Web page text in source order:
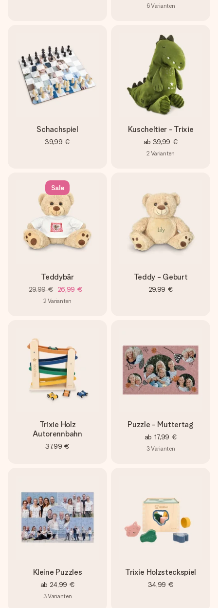
6Varianten
Schachspiel
39,99 €
Kuscheltier - Trixie
ab 39,99 €
2 Varianten
Sale
Teddybär
29,99 € 26,99 €
2 Varianten
Teddy - Geburt
29,99 €
Trixie Holz
Autorennbahn
37,99 €
Puzzle - Muttertag
ab 17,99 €
3Varianten
Kleine Puzzles
ab 24,99 €
3Varianten
Trixie Holzsteckspiel
34,99 €